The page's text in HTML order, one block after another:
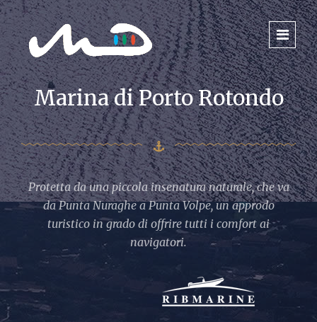
Marina di Porto Rotondo
Protetta da una piccola insenatura naturale, che va
da Punta Nuraghe a Punta Volpe, un approdo
turistico in grado di offrire tutti i comfort ai
navigatori.